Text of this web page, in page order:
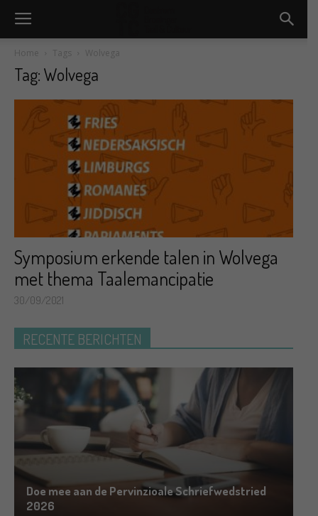
Home Tags Wolvega
Tag: Wolvega
Symposium erkende talen in Wolvega
met thema Taalemancipatie
30/09/2021
RECENTE BERICHTEN
Doe mee aan de Pervinzioale Schriefwedstried
2026